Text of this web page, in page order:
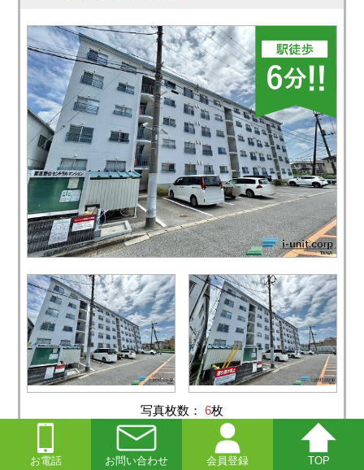
写真枚数： 6枚
お電話 お問い合わせ 会員登録 TOP